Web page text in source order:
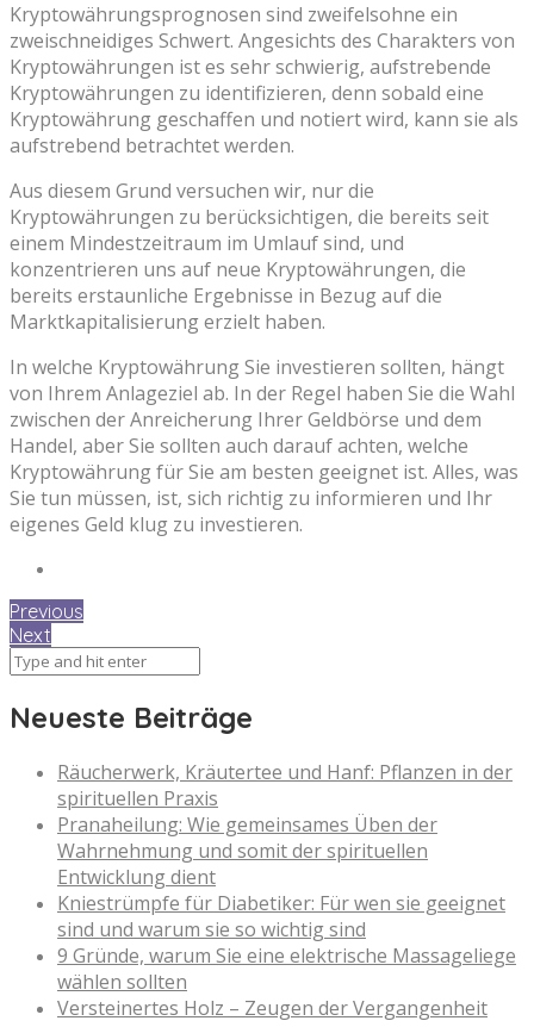
Kryptowährungsprognosen sind zweifelsohne ein
zweischneidiges Schwert. Angesichts des Charakters von
Kryptowährungen ist es sehr schwierig, aufstrebende
Kryptowährungen zu identifizieren, denn sobald eine
Kryptowährung geschaffen und notiert wird, kann sie als
aufstrebend betrachtet werden.
Aus diesem Grund versuchen wir, nur die
Kryptowährungen zu berücksichtigen, die bereits seit
einem Mindestzeitraum im Umlauf sind, und
konzentrieren uns auf neue Kryptowährungen, die
bereits erstaunliche Ergebnisse in Bezug auf die
Marktkapitalisierung erzielt haben.
In welche Kryptowährung Sie investieren sollten, hängt
von Ihrem Anlageziel ab. In der Regel haben Sie die Wahl
zwischen der Anreicherung Ihrer Geldbörse und dem
Handel, aber Sie sollten auch darauf achten, welche
Kryptowährung für Sie am besten geeignet ist. Alles, was
Sie tun müssen, ist, sich richtig zu informieren und Ihr
eigenes Geld klug zu investieren.
Previous
Next
Neueste Beiträge
Räucherwerk, Kräutertee und Hanf: Pflanzen in der
spirituellen Praxis
Pranaheilung: Wie gemeinsames Üben der
Wahrnehmung und somit der spirituellen
Entwicklung dient
Kniestrümpfe für Diabetiker: Für wen sie geeignet
sind und warum sie so wichtig sind
9 Gründe, warum Sie eine elektrische Massageliege
wählen sollten
Versteinertes Holz – Zeugen der Vergangenheit